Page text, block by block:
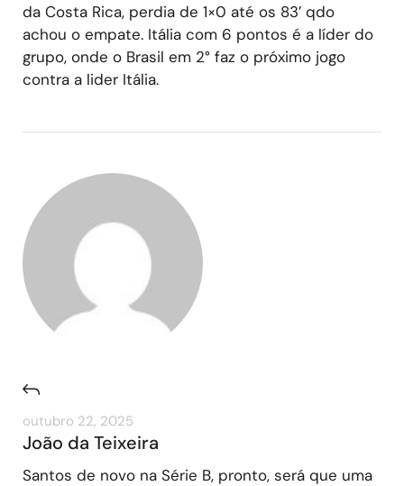
da Costa Rica, perdia de 1×0 até os 83′ qdo
achou o empate. Itália com 6 pontos é a líder do
grupo, onde o Brasil em 2° faz o próximo jogo
contra a lider Itália.
outubro 22, 2025
João da Teixeira
Santos de novo na Série B, pronto, será que uma